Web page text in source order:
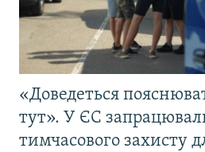
«Доведеться
тут». У ЄС
тимчасового захисту